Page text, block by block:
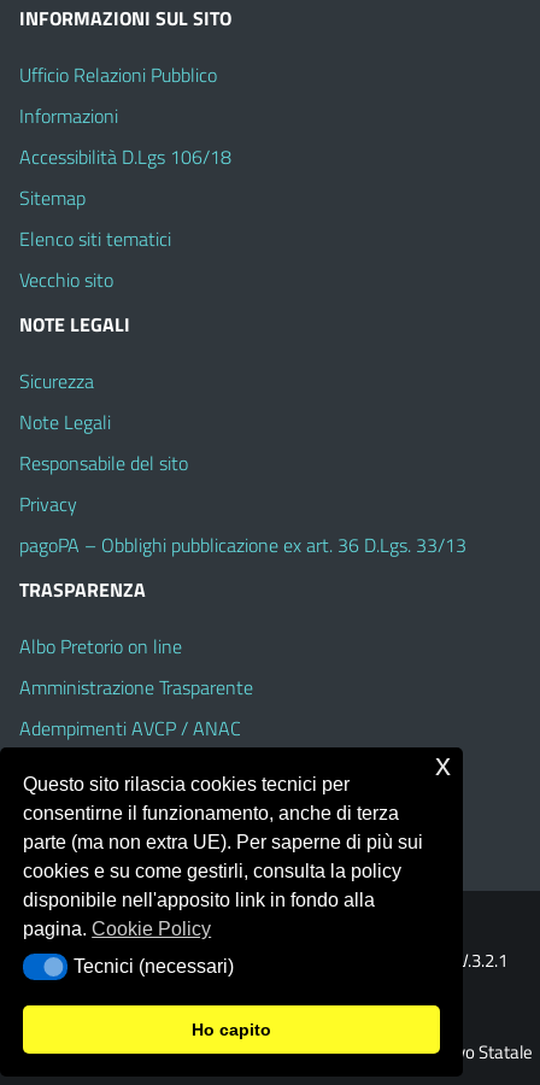
INFORMAZIONI SUL SITO
Ufficio Relazioni Pubblico
Informazioni
Accessibilità D.Lgs 106/18
Sitemap
Elenco siti tematici
Vecchio sito
NOTE LEGALI
Sicurezza
Note Legali
Responsabile del sito
Privacy
pagoPA – Obblighi pubblicazione ex art. 36 D.Lgs. 33/13
TRASPARENZA
Albo Pretorio on line
Amministrazione Trasparente
Adempimenti AVCP / ANAC
Dichiarazione di accessibilità
Portale realizzato con la piattaforma
Template Italia configurato sul tema accessibile
V.3.2.1
(Alioth)
© 2026 Istituto Comprensivo Statale
Questo sito rilascia cookies tecnici per
consentirne il funzionamento, anche di terza
parte (ma non extra UE). Per saperne di più sui
cookies e su come gestirli, consulta la policy
disponibile nell'apposito link in fondo alla
pagina.Cookie Policy
Tecnici (necessari)
Tecnici (necessari)
Ho capito
x